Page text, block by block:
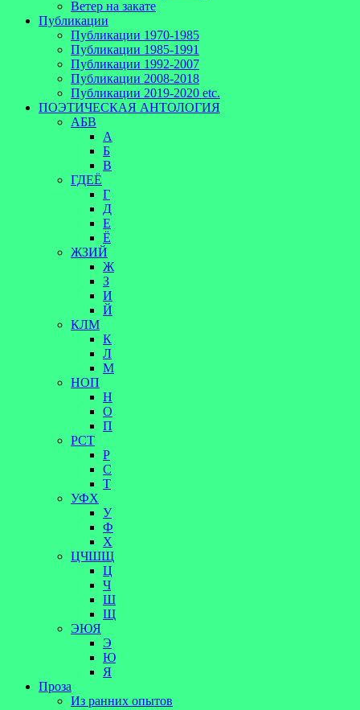
Ветер на закате
Публикации
Публикации 1970-1985
Публикации 1985-1991
Публикации 1992-2007
Публикации 2008-2018
Публикации 2019-2020 etc.
ПОЭТИЧЕСКАЯ АНТОЛОГИЯ
АБВ
А
Б
В
ГДЕЁ
Г
Д
Е
Ё
ЖЗИЙ
Ж
З
И
Й
КЛМ
К
Л
М
НОП
Н
О
П
РСТ
Р
С
Т
УФХ
У
Ф
Х
ЦЧШЩ
Ц
Ч
Ш
Щ
ЭЮЯ
Э
Ю
Я
Проза
Из ранних опытов